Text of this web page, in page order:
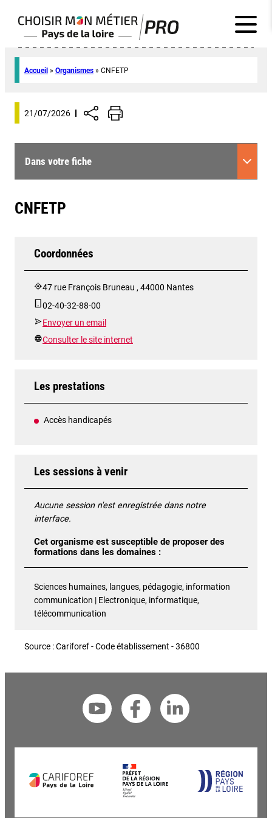
Accueil » Organismes » CNFETP
21/07/2026
Dans votre fiche
CNFETP
Coordonnées
47 rue François Bruneau , 44000 Nantes
02-40-32-88-00
Envoyer un email
Consulter le site internet
Les prestations
Accès handicapés
Les sessions à venir
Aucune session n'est enregistrée dans notre
interface.
Cet organisme est susceptible de proposer des
formations dans les domaines :
Sciences humaines, langues, pédagogie, information
communication | Electronique, informatique,
télécommunication
Source : Cariforef - Code établissement - 36800